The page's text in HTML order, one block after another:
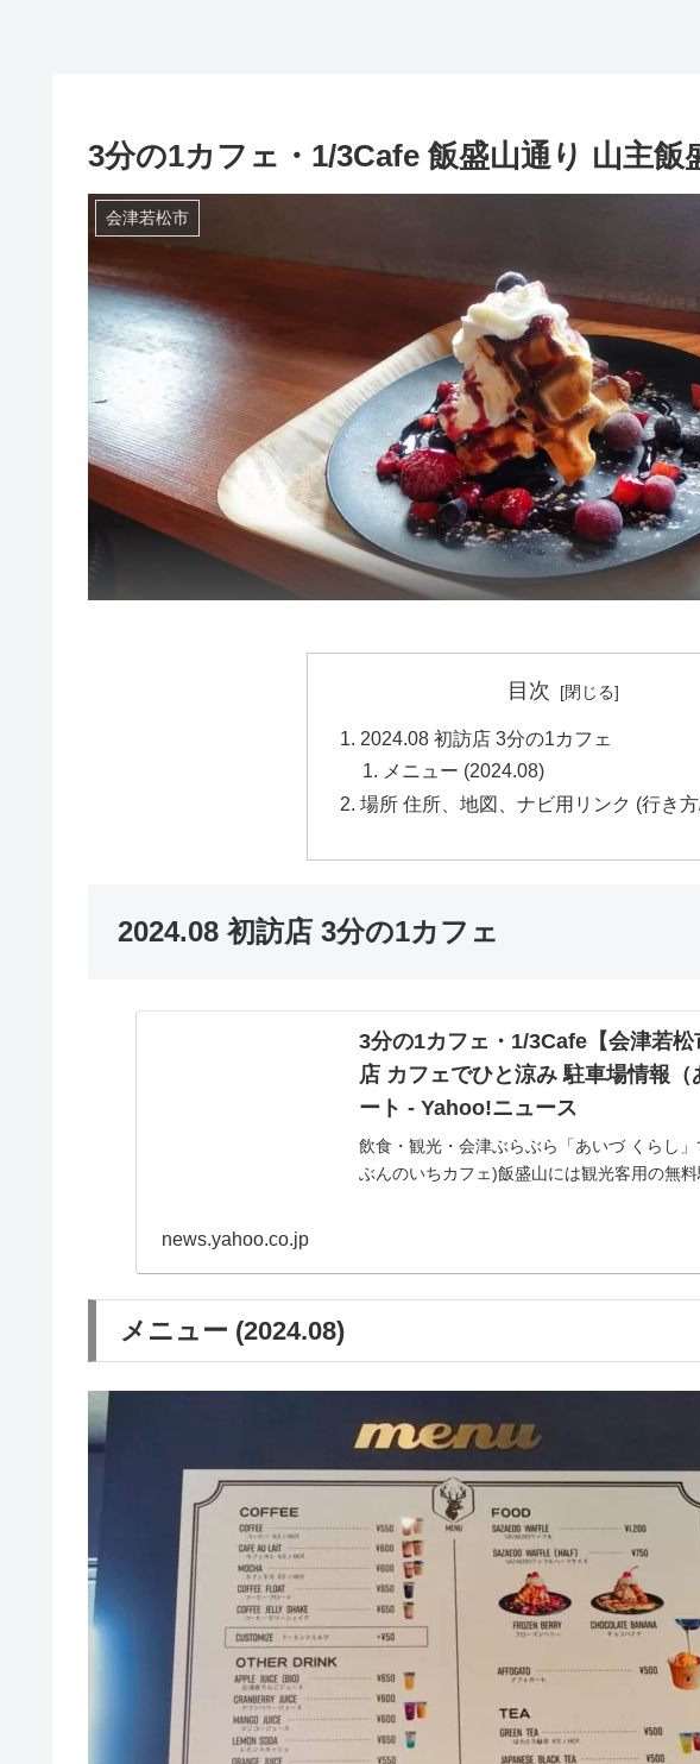
3分の1カフェ・1/3Cafe 飯盛山通り 山主飯
会津若松市
目次
2024.08 初訪店 3分の1カフェ
メニュー (2024.08)
場所 住所、地図、ナビ用リンク (行き
2024.08 初訪店 3分の1カフェ
3分の1カフェ・1/3Cafe【会津若
店 カフェでひと涼み 駐車場情報
ート - Yahoo!ニュース
飲食・観光・会津ぶらぶら「あいづ くらし
ぶんのいちカフェ)飯盛山には観光客用の無
news.yahoo.co.jp
メニュー (2024.08)